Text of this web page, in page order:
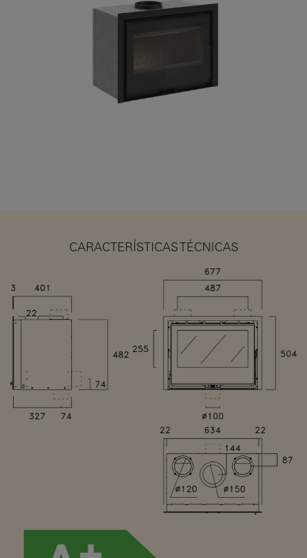
CARACTERÍSTICAS TÉCNICAS